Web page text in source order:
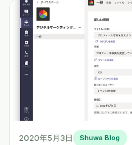
2020年5月3日 Shuwa Blog